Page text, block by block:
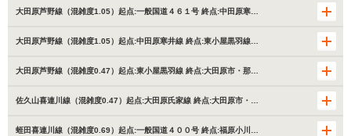
大田原芦野線（混雑度1.05）起点:一般国道４６１号 終点:中田原寒…
大田原芦野線（混雑度1.05）起点:中田原寒井線 終点:東小屋黒羽線…
大田原芦野線（混雑度0.47）起点:東小屋黒羽線 終点:大田原市・那…
佐久山喜連川線（混雑度0.47）起点:大田原氏家線 終点:大田原市・…
蛭田喜連川線（混雑度0.69）起点:一般国道４００号 終点:福原小川…